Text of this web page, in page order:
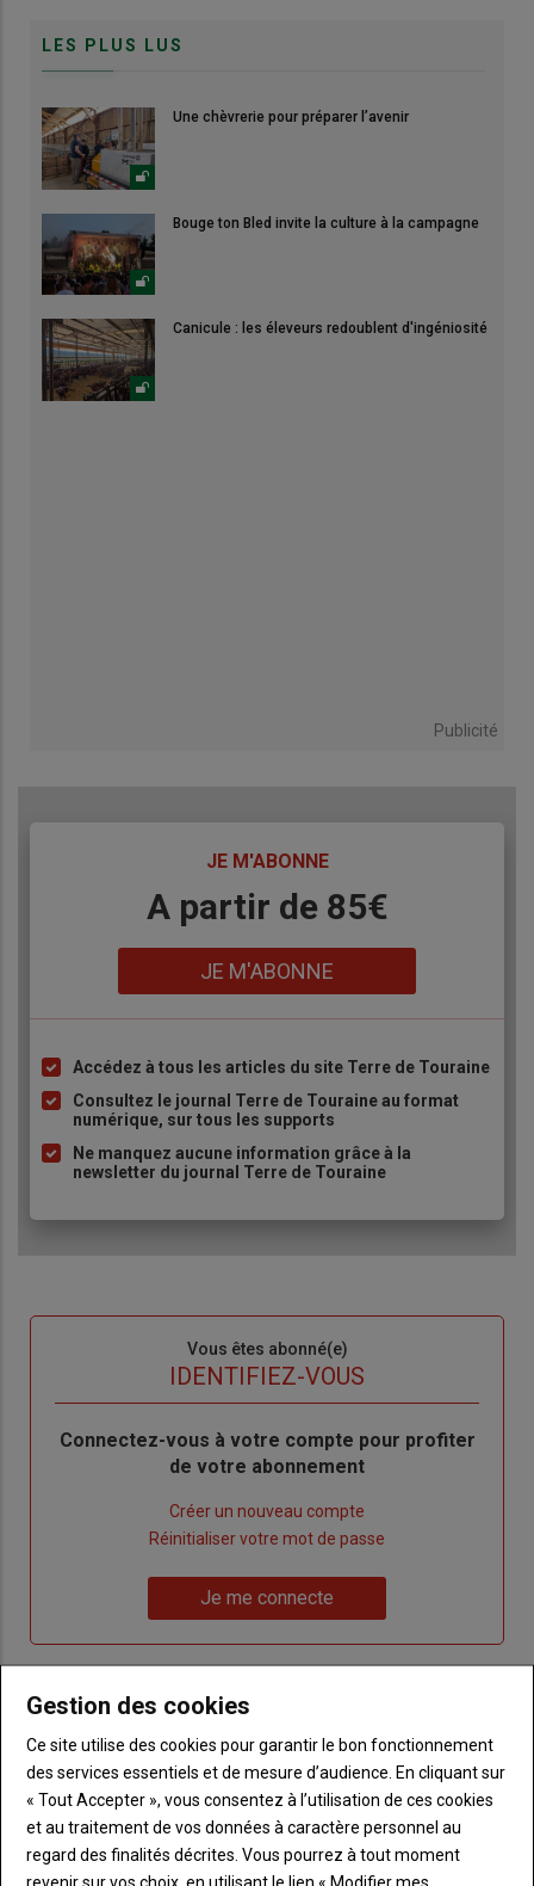
LES PLUS LUS
Une chèvrerie pour préparer l’avenir
Bouge ton Bled invite la culture à la campagne
Canicule : les éleveurs redoublent d'ingéniosité
Publicité
JE M'ABONNE
A partir de 85€
JE M'ABONNE
Liste
à
puce
Accédez à tous les articles du site Terre de Touraine
Consultez le journal Terre de Touraine au format
numérique, sur tous les supports
Ne manquez aucune information grâce à la
newsletter du journal Terre de Touraine
Vous êtes abonné(e)
IDENTIFIEZ-VOUS
Body
Connectez-vous à votre compte pour profiter
de votre abonnement
Créer un nouveau compte
de
Réinitialiser votre mot de passe
me
connecte"
Je me connecte
titre
TITRE CRÉEZ UN COMPTE
BodyChoisissez votre formule et créez votre
compte pour accéder à tout Terre de
Touraine.
Gestion des cookies
Ce site utilise des cookies pour garantir le bon fonctionnement
des services essentiels et de mesure d’audience. En cliquant sur
« Tout Accepter », vous consentez à l’utilisation de ces cookies
et au traitement de vos données à caractère personnel au
regard des finalités décrites. Vous pourrez à tout moment
revenir sur vos choix, en utilisant le lien « Modifier mes